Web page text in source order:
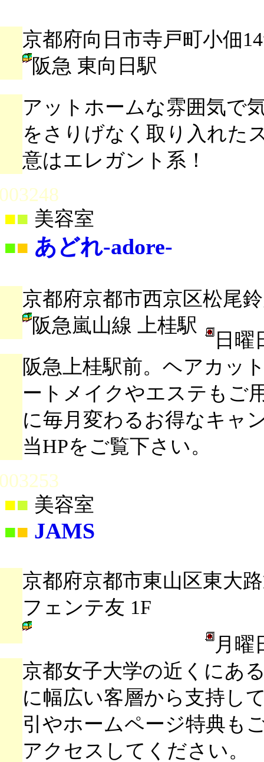
京都府向日市寺戸町小佃
阪急 東向日駅
アットホームな雰囲気で
をさりげなく取り入れた
意はエレガント系！
■ 美容室
■■ あどれ-adore-
京都府京都市西京区松尾
阪急嵐山線 上桂駅
日曜
阪急上桂駅前。ヘアカッ
ートメイクやエステもご
に毎月変わるお得なキャ
当HPをご覧下さい。
■ 美容室
■■ JAMS
京都府京都市東山区東大
フェンテ友 1F
月曜
京都女子大学の近くにあ
に幅広い客層から支持し
引やホームページ特典も
アクセスしてください。